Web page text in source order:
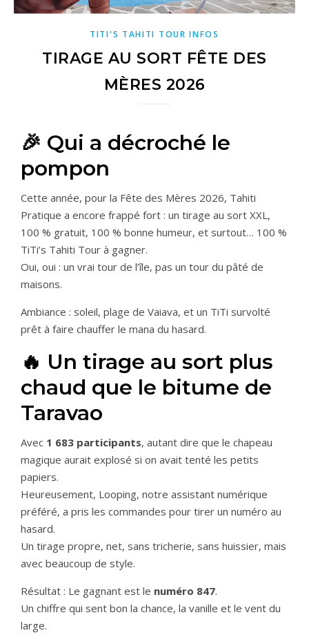
TITI'S TAHITI TOUR INFOS
TIRAGE AU SORT FÊTE DES
MÈRES 2026
🎉 Qui a décroché le
pompon
Cette année, pour la Fête des Mères 2026, Tahiti
Pratique a encore frappé fort : un tirage au sort XXL,
100 % gratuit, 100 % bonne humeur, et surtout… 100 %
TiTi’s Tahiti Tour à gagner.
Oui, oui : un vrai tour de l’île, pas un tour du pâté de
maisons.
Ambiance : soleil, plage de Vaiava, et un TiTi survolté
prêt à faire chauffer le mana du hasard.
🔥 Un tirage au sort plus
chaud que le bitume de
Taravao
Avec 1 683 participants, autant dire que le chapeau
magique aurait explosé si on avait tenté les petits
papiers.
Heureusement, Looping, notre assistant numérique
préféré, a pris les commandes pour tirer un numéro au
hasard.
Un tirage propre, net, sans tricherie, sans huissier, mais
avec beaucoup de style.
Résultat : Le gagnant est le numéro 847.
Un chiffre qui sent bon la chance, la vanille et le vent du
large.